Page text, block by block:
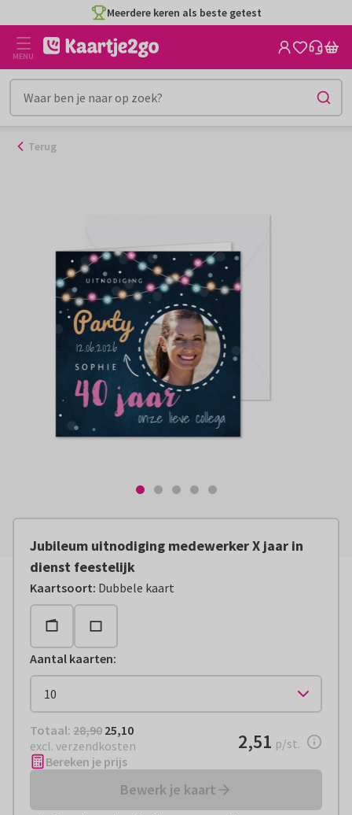
naar
inhoud
Meerdere keren als beste getest
MENU
Terug
Jubileum uitnodiging medewerker X jaar in
dienst feestelijk
Kaartsoort: Dubbele kaart
Aantal kaarten:
Totaal: € 25,10
Totaal: 28,90 25,10
excl. verzendkosten
€ 2,51 per stuk
2,51 p/st.
Bereken je prijs
Bewerk je kaart